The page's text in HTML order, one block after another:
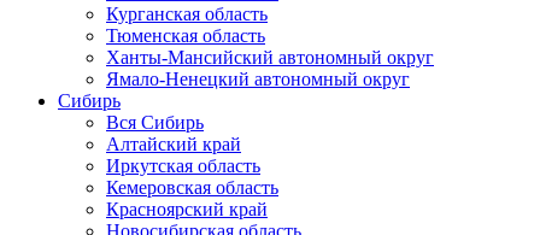
Курганская область
Тюменская область
Ханты-Мансийский автономный округ
Ямало-Ненецкий автономный округ
Сибирь
Вся Сибирь
Алтайский край
Иркутская область
Кемеровская область
Красноярский край
Новосибирская область